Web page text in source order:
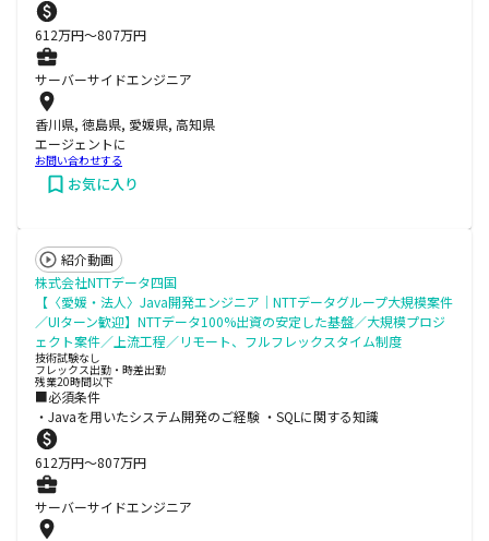
612万円〜807万円
サーバーサイドエンジニア
香川県, 徳島県, 愛媛県, 高知県
エージェントに
お問い合わせする
お気に入り
紹介動画
株式会社NTTデータ四国
【〈愛媛・法人〉Java開発エンジニア│NTTデータグループ大規模案件
／UIターン歓迎】NTTデータ100%出資の安定した基盤／大規模プロジ
ェクト案件／上流工程／リモート、フルフレックスタイム制度
技術試験なし
フレックス出勤・時差出勤
残業20時間以下
■必須条件
・Javaを用いたシステム開発のご経験 ・SQLに関する知識
612万円〜807万円
サーバーサイドエンジニア